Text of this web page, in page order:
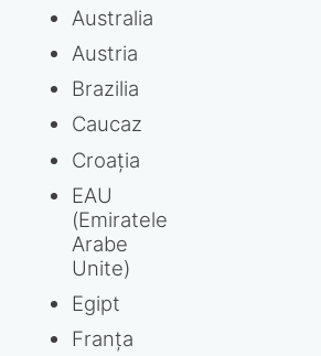
Australia
Austria
Brazilia
Caucaz
Croația
EAU
(Emiratele
Arabe
Unite)
Egipt
Franța